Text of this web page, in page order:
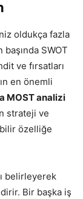
oldukça fazla
SWOT
ve fırsatları
en önemli
MOST analizi
strateji ve
özelliğe
belirleyerek
Bir başka iş